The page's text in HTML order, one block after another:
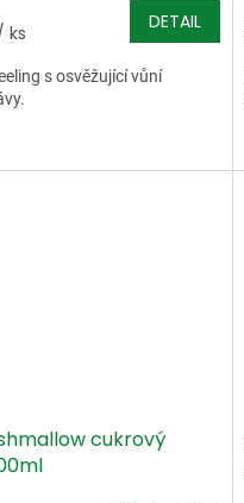
ks DETAIL
s osvěžující vůní
cukrový